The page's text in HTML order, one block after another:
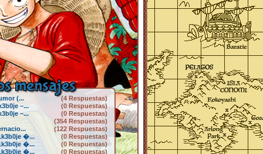
mensajes
(...
(4 Respuestas)
–...
(0 Respuestas)
–...
(0 Respuestas)
(354 Respuestas)
(122 Respuestas)
�...
(0 Respuestas)
�...
(0 Respuestas)
�...
(0 Respuestas)